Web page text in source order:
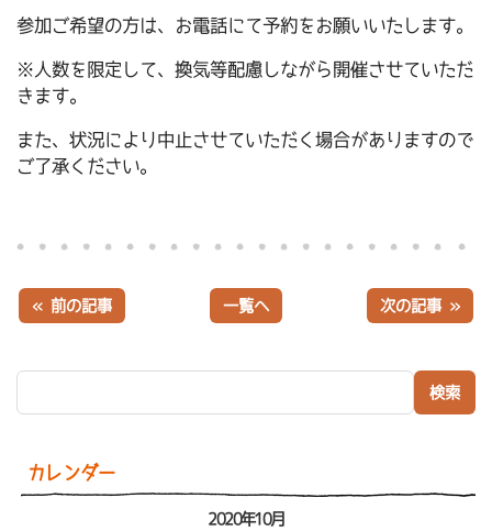
カレンダー
2020年10月
参加ご希望の方は、お電話にて予約をお願いいたします。
※人数を限定して、換気等配慮しながら開催させていただ
きます。
また、状況により中止させていただく場合がありますので
ご了承ください。
« 前の記事 一覧へ 次の記事 »